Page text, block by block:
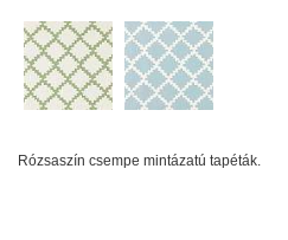
Rózsaszín csempe mintázatú tapéták.